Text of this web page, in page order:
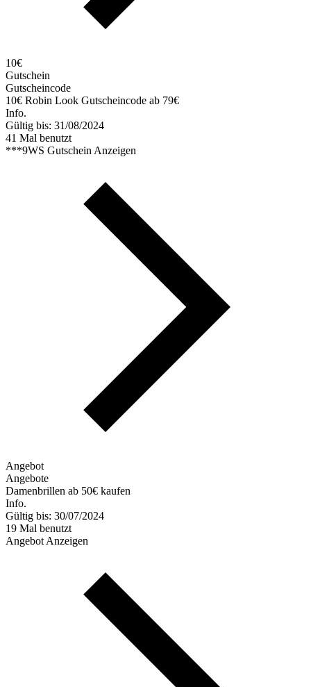
10€
Gutschein
Gutscheincode
10€ Robin Look Gutscheincode ab 79€
Info.
Gültig bis: 31/08/2024
41 Mal benutzt
***9WS Gutschein Anzeigen
Angebot
Angebote
Damenbrillen ab 50€ kaufen
Info.
Gültig bis: 30/07/2024
19 Mal benutzt
Angebot Anzeigen